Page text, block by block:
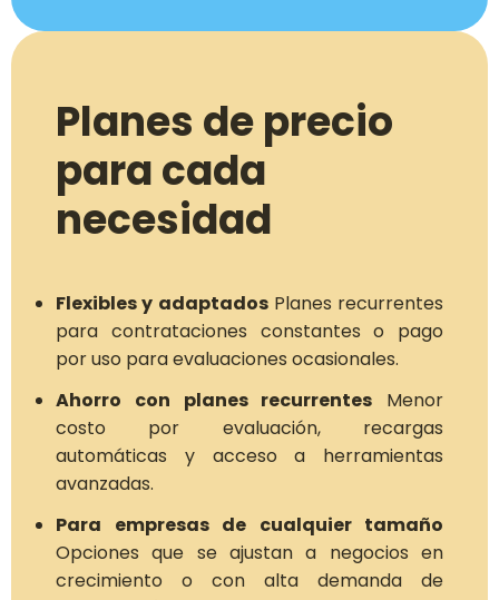
Planes de precio
para cada
necesidad
Flexibles y adaptadosPlanes recurrentes
para contrataciones constantes o pago
por uso para evaluaciones ocasionales.
Ahorro con planes recurrentes Menor
costo por evaluación, recargas
automáticas y acceso a herramientas
avanzadas.
Para empresas de cualquier tamaño
Opciones que se ajustan a negocios en
crecimiento o con alta demanda de